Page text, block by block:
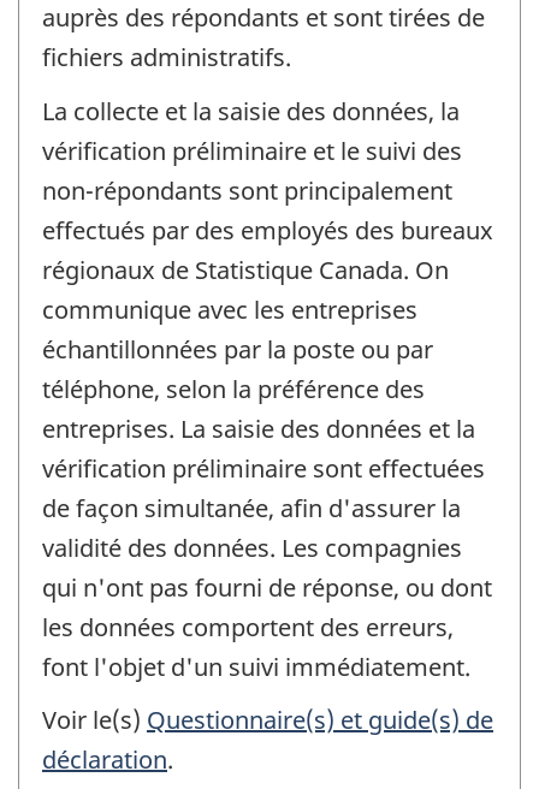
auprès des répondants et sont tirées de
fichiers administratifs.
La collecte et la saisie des données, la
vérification préliminaire et le suivi des
non-répondants sont principalement
effectués par des employés des bureaux
régionaux de Statistique Canada. On
communique avec les entreprises
échantillonnées par la poste ou par
téléphone, selon la préférence des
entreprises. La saisie des données et la
vérification préliminaire sont effectuées
de façon simultanée, afin d'assurer la
validité des données. Les compagnies
qui n'ont pas fourni de réponse, ou dont
les données comportent des erreurs,
font l'objet d'un suivi immédiatement.
Voir le(s) Questionnaire(s) et guide(s) de
déclaration.